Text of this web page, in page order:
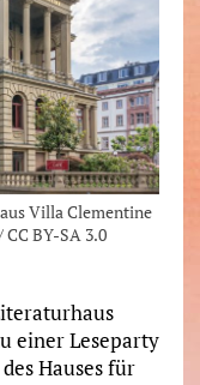
Villa Clementine
BY-SA 3.0
einer Leseparty
Hauses für